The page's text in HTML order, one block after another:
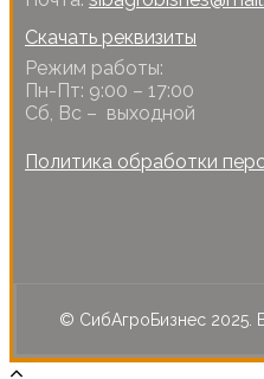
Скачать реквизиты
Режим работы:
Пн-Пт: 9:00 – 17:00
Сб, Вс – выходной
Политика обработки
© СибАгроБизнес 2025.